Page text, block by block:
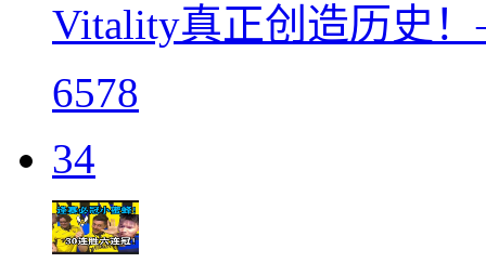
Vitality真正创造历史
6578
34